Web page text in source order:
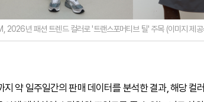
2026년 패션 트렌드 컬러로 '트랜스포머티브 틸' 주목 (이미지 제
약 일주일간의 판매 데이터를 분석한 결과, 해당 컬